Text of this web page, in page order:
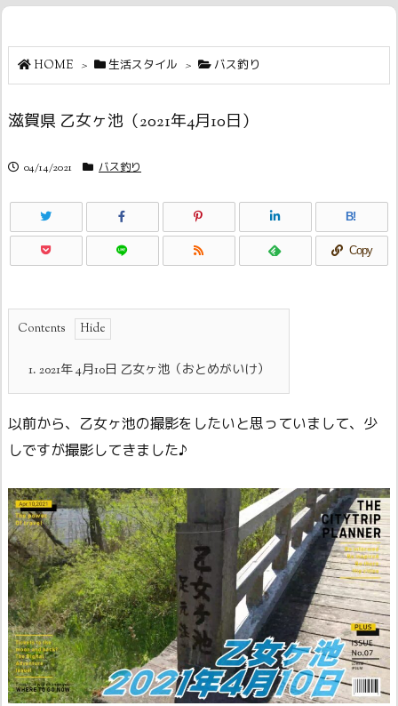
HOME > 生活スタイル > バス釣り
滋賀県 乙女ヶ池（2021年4月10日）
04/14/2021 バス釣り
B!
Copy
Contents
1. 2021年 4月10日 乙女ヶ池（おとめがいけ）
以前から、乙女ヶ池の撮影をしたいと思っていまして、少
しですが撮影してきました♪